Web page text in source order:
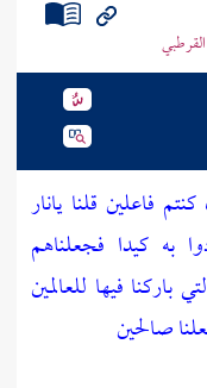
فاعلين قلنا يانار
به كيدا فجعلناهم
فيها للعالمين
صالحين